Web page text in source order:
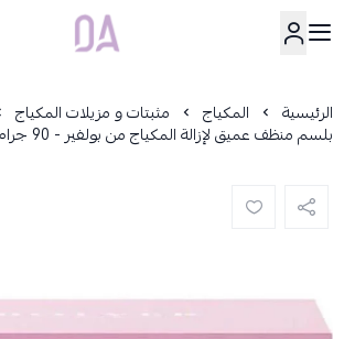
Dar Alamirat
الرئيسية المكياج مثبتات و مزيلات المكياج
بلسم منظف عميق لإزالة المكياج من بولفير - 90 جرام